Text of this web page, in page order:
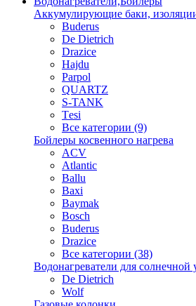
Аккумулирующие баки,
Buderus
De Dietrich
Drazice
Hajdu
Parpol
QUARTZ
S-TANK
Tеsi
Все категории (9)
Бойлеры косвенного нагрева
ACV
Atlantic
Ballu
Baxi
Baymak
Bosch
Buderus
Drazice
Все категории (38)
Водонагреватели для солнечной
De Dietrich
Wolf